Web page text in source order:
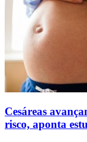
Cesáreas
risco, aponta